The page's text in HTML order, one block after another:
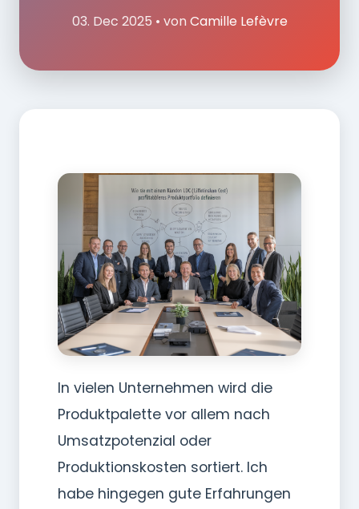
03. Dec 2025 • von Camille Lefèvre
In vielen Unternehmen wird die
Produktpalette vor allem nach
Umsatzpotenzial oder
Produktionskosten sortiert. Ich
habe hingegen gute Erfahrungen